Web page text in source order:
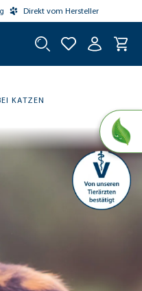
Direkt vom Hersteller
KATZEN